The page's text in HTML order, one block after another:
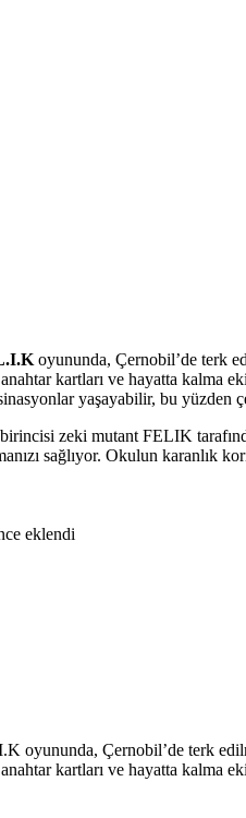
oyununda, Çernobil’de terk
kartları ve hayatta kalma
yaşayabilir, bu yüzden
zeki mutant FELIK
sağlıyor. Okulun karanlık
eklendi
oyununda, Çernobil’de terk
kartları ve hayatta kalma